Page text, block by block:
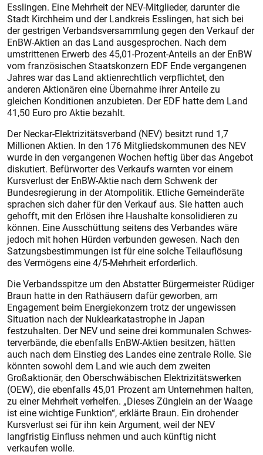
Esslingen. Eine Mehrheit der NEV-Mitglieder, darunter die
Stadt Kirchheim und der Landkreis Esslingen, hat sich bei
der gestrigen Verbandsversammlung gegen den Verkauf der
EnBW-Aktien an das Land ausgesprochen. Nach dem
umstrittenen Erwerb des 45,01-Prozent-Anteils an der EnBW
vom französischen Staatskonzern EDF Ende vergangenen
Jahres war das Land aktienrechtlich verpflichtet, den
anderen Aktionären eine Übernahme ihrer Anteile zu
gleichen Konditionen anzubieten. Der EDF hatte dem Land
41,50 Euro pro Aktie bezahlt.
Der Neckar-Elektrizitätsverband (NEV) besitzt rund 1,7
Millionen Aktien. In den 176 Mitgliedskommunen des NEV
wurde in den vergangenen Wochen heftig über das Angebot
diskutiert. Befürworter des Verkaufs warnten vor einem
Kursverlust der EnBW-Aktie nach dem Schwenk der
Bundesregierung in der Atompolitik. Etliche Gemeinderäte
sprachen sich daher für den Verkauf aus. Sie hatten auch
gehofft, mit den Erlösen ihre Haushalte konsolidieren zu
können. Eine Ausschüttung seitens des Verbandes wäre
jedoch mit hohen Hürden verbunden gewesen. Nach den
Satzungsbestimmungen ist für eine solche Teilauflösung
des Vermögens eine 4/5-Mehrheit erforderlich.
Die Verbandsspitze um den Abstatter Bürgermeister Rüdiger
Braun hatte in den Rathäusern dafür geworben, am
Engagement beim Ener­giekonzern trotz der ungewissen
Situation nach der Nuklearkatastrophe in Japan
festzuhalten. Der NEV und seine drei kommunalen Schwes­
terverbände, die ebenfalls EnBW-Aktien besitzen, hätten
auch nach dem Einstieg des Landes eine zent­rale Rolle. Sie
könnten sowohl dem Land wie auch dem zweiten
Großaktionär, den Oberschwäbischen Elektrizitätswerken
(OEW), die ebenfalls 45,01 Prozent am Unternehmen halten,
zu einer Mehrheit verhelfen. „Dieses Zünglein an der Waage
ist eine wichtige Funktion“, erklärte Braun. Ein drohender
Kursverlust sei für ihn kein Argument, weil der NEV
langfristig Einfluss nehmen und auch künftig nicht
verkaufen wolle.